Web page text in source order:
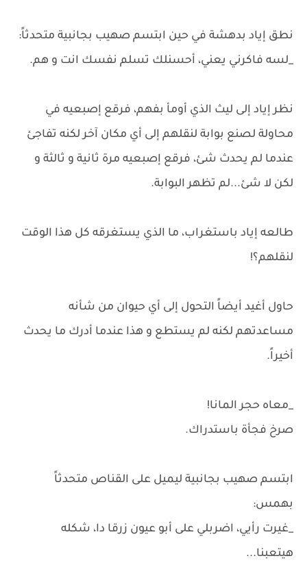
نطق إياد بدهشة في حين ابتسم صهيب بجانبية متحدثاً:
_لسه فاكرني يعني، أحسنلك تسلم نفسك انت و هم.
نظر إياد إلى ليث الذي أومأ بفهم، فرقع إصبعيه في
محاولة لصنع بوابة لنقلهم إلى أي مكان آخر لكنه تفاجئ
عندما لم يحدث شئ، فرقع إصبعيه مرة ثانية و ثالثة و
لكن لا شئ...لم تظهر البوابة.
طالعه إياد باستغراب، ما الذي يستغرقه كل هذا الوقت
لنقلهم؟!
حاول أغيد أيضاً التحول إلى أي حيوان من شأنه
مساعدتهم لكنه لم يستطع و هذا عندما أدرك ما يحدث
أخيراً.
_معاه حجر المانا!
صرخ فجأة باستدراك.
ابتسم صهيب بجانبية ليميل على القناص متحدثاً
بهمس:
_غيرت رأيي، اضربلي على أبو عيون زرقا دا، شكله
هيتعبنا...